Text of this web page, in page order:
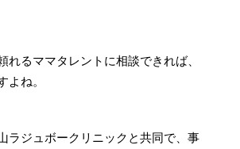
れるママタレントに相談できれば、
よね。
ラジュボークリニックと共同で、事